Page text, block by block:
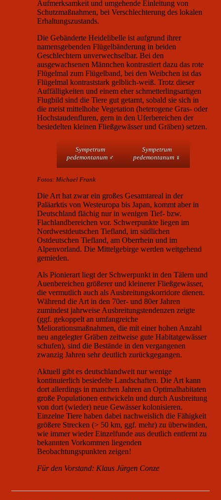
Aufmerksamkeit und umgehende Einleitung von
Schutzmaßnahmen, bei Verschlechterung des lokalen
Erhaltungszustands.
Die Gebänderte Heidelibelle ist aufgrund ihrer
namensgebenden Flügelbänderung in beiden
Geschlechtern unverwechselbar. Bei den
ausgewachsenen Männchen kontrastiert dazu das rote
Flügelmal zum Flügelband, bei den Weibchen ist das
Flügelmal kontraststark gelblich-weiß. Trotz dieser
Auffälligkeiten und einem eher schmetterlingsartigen
Flugbild sind die Tiere gut getarnt, sobald sie sich in
die meist mittelhohe Vegetation (heterogene Gras- oder
Hochstaudenfluren, gern in den Uferbereichen der
besiedelten kleinen Fließgewässer und Gräben) setzen.
Sympetrum
pedemontanum♂
Sympetrum
pedemontanum♀
Fotos: Michael Frank
Die Art hat zwar ein großes Gesamtareal in der
Paläarktis von Westeuropa bis Japan, kommt aber in
Deutschland flächig nur in wenigen Tief- bzw.
Flachlandbereichen vor. Schwerpunkte liegen im
Nordwestdeutschen Tiefland, im südlichen
Ostdeutschen Tiefland, am Oberrhein und im
Alpenvorland. Die Mittelgebirge werden weitgehend
gemieden.
Als Pionierart liegt der Schwerpunkt in den Tälern und
Auenbereichen größerer und kleinerer Fließgewässer,
die vermutlich auch als Ausbreitungskorridore dienen.
Während die Art in den 70er- und 80er Jahren
zumindest jahrweise Ausbreitungstendenzen zeigte
(ggf. gekoppelt an umfangreiche
Meliorationsmaßnahmen, die mit einer hohen Anzahl
neu angelegter Gräben zeitweise gute Habitatgewässer
schufen), sind die Bestände in den vergangenen
zwanzig Jahren sehr deutlich zurückgegangen.
Aktuell gibt es deutschlandweit nur wenige
kontinuierlich besiedelte Landschaften. Die Art kann
dort allerdings in manchen Jahren an Optimalhabitaten
große Populationen entwickeln und durch Ausbreitung
von dort (wieder) neue Gewässer kolonisieren.
Einzelne Tiere haben dabei nachweislich die Fähigkeit
größere Strecken (> 50 km, ggf. mehr) zu überwinden,
wie immer wieder Einzelfunde aus deutlich entfernt zu
bekannten Vorkommen liegenden
Beobachtungspunkten zeigen!
Für den Vorstand: Klaus Jürgen Conze